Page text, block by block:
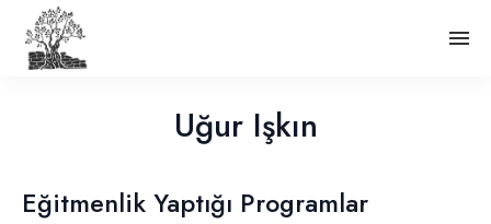
Uğur Işkın
Eğitmenlik Yaptığı Programlar